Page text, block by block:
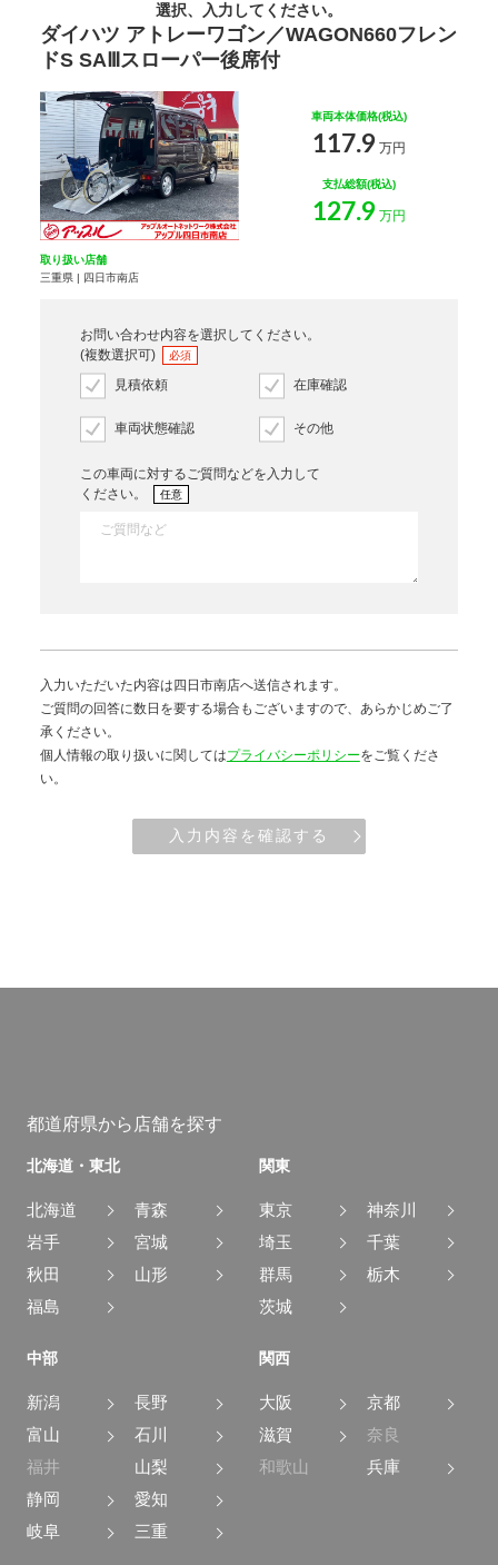
選択、入力してください。
ダイハツ アトレーワゴン／WAGON660フレン
ドS SAⅢスローパー後席付
車両本体価格(税込)
117.9 万円
支払総額(税込)
127.9 万円
取り扱い店舗
三重県 | 四日市南店
お問い合わせ内容を選択してください。
(複数選択可)
必須
見積依頼 在庫確認
車両状態確認 その他
この車両に対するご質問などを入力して
ください。
任意
入力いただいた内容は四日市南店へ送信されます。
ご質問の回答に数日を要する場合もございますので、あらかじめご了
承ください。
個人情報の取り扱いに関してはプライバシーポリシーをご覧くださ
い。
入力内容を確認する
都道府県から店舗を探す
北海道・東北
北海道
青森
岩手
宮城
秋田
山形
福島
関東
東京
神奈川
埼玉
千葉
群馬
栃木
茨城
中部
新潟
長野
富山
石川
福井
山梨
静岡
愛知
岐阜
三重
関西
大阪
京都
滋賀
奈良
和歌山
兵庫